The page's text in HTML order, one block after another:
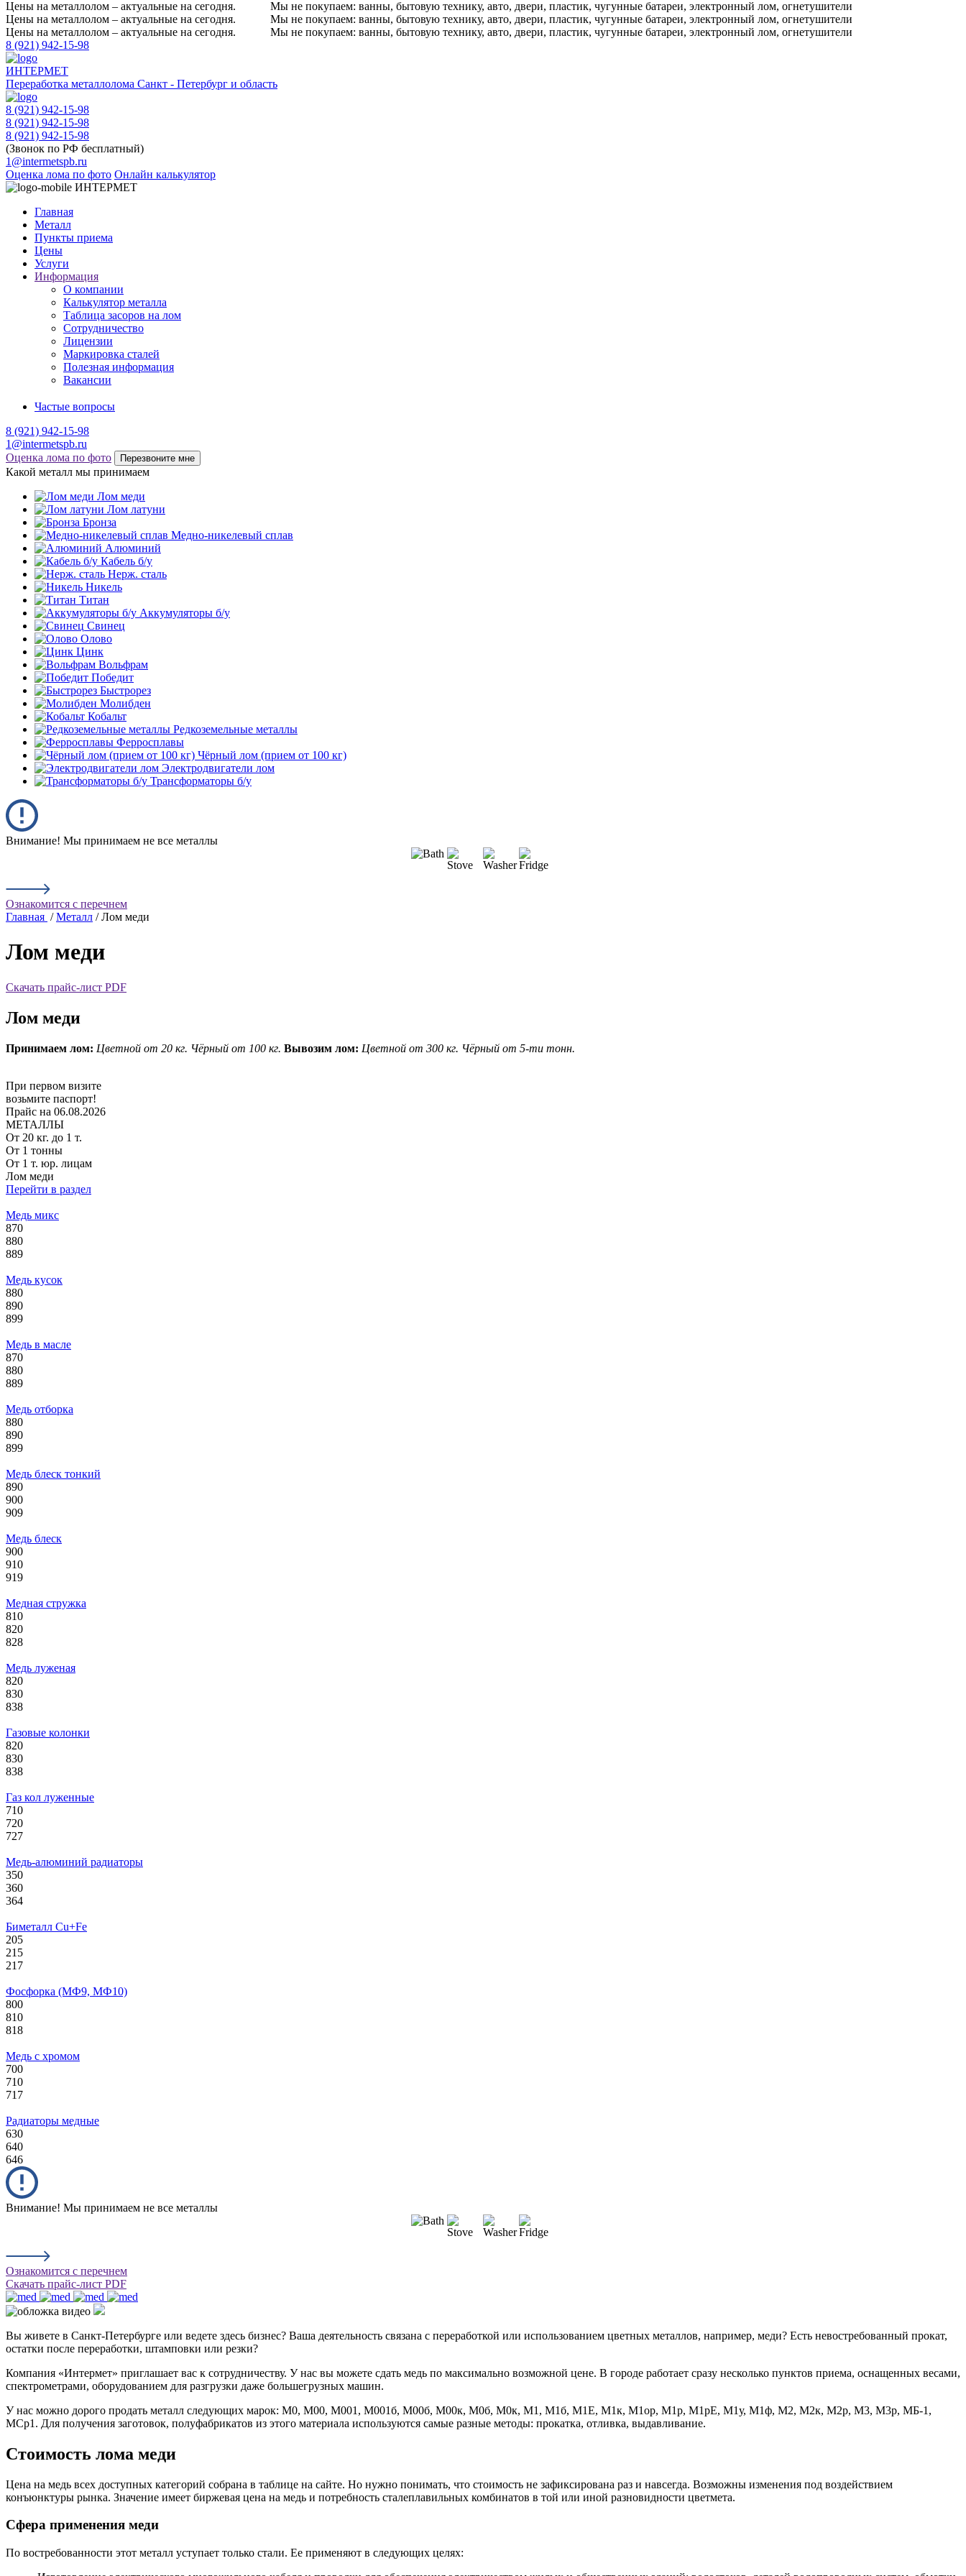
Цены на металлолом – актуальные на сегодня.
Мы не покупаем: ванны, бытовую технику, авто, двери, пластик, чугунные батареи, электронный лом, огнетушители
Цены на металлолом – актуальные на сегодня.
Мы не покупаем: ванны, бытовую технику, авто, двери, пластик, чугунные батареи, электронный лом, огнетушители
Цены на металлолом – актуальные на сегодня.
Мы не покупаем: ванны, бытовую технику, авто, двери, пластик, чугунные батареи, электронный лом, огнетушители
8 (921) 942-15-98
ИНТЕРМЕТ
Переработка металлолома Санкт - Петербург и область
8 (921) 942-15-98
8 (921) 942-15-98
8 (921) 942-15-98
(Звонок по РФ бесплатный)
1@intermetspb.ru
Оценка лома по фото Онлайн калькулятор
ИНТЕРМЕТ
Главная
Металл
Пункты приема
Цены
Услуги
Информация
О компании
Калькулятор металла
Таблица засоров на лом
Сотрудничество
Лицензии
Маркировка сталей
Полезная информация
Вакансии
Частые вопросы
8 (921) 942-15-98
1@intermetspb.ru
Оценка лома по фото
Перезвоните мне
Какой металл мы принимаем
Лом меди
Лом латуни
Бронза
Медно-никелевый сплав
Алюминий
Кабель б/у
Нерж. сталь
Никель
Титан
Аккумуляторы б/у
Свинец
Олово
Цинк
Вольфрам
Победит
Быстрорез
Молибден
Кобальт
Редкоземельные металлы
Ферросплавы
Чёрный лом (прием от 100 кг)
Электродвигатели лом
Трансформаторы б/у
Внимание! Мы принимаем не все металлы
Ознакомится с перечнем
Главная /Металл / Лом меди
Лом меди
Скачать прайс-лист PDF
Лом меди
Принимаем лом: Цветной от 20 кг. Чёрный от 100 кг. Вывозим лом: Цветной от 300 кг. Чёрный от 5-ти тонн.
При первом визите
возьмите паспорт!
Прайс на 06.08.2026
МЕТАЛЛЫ
От 20 кг. до 1 т.
От 1 тонны
От 1 т. юр. лицам
Лом меди
Перейти в раздел
Медь микс
870
880
889
Медь кусок
880
890
899
Медь в масле
870
880
889
Медь отборка
880
890
899
Медь блеск тонкий
890
900
909
Медь блеск
900
910
919
Медная стружка
810
820
828
Медь луженая
820
830
838
Газовые колонки
820
830
838
Газ кол луженные
710
720
727
Медь-алюминий радиаторы
350
360
364
Биметалл Cu+Fe
205
215
217
Фосфорка (МФ9, МФ10)
800
810
818
Медь с хромом
700
710
717
Радиаторы медные
630
640
646
Внимание! Мы принимаем не все металлы
Ознакомится с перечнем
Скачать прайс-лист PDF
Вы живете в Санкт-Петербурге или ведете здесь бизнес? Ваша деятельность связана с переработкой или использованием цветных металлов, например, меди? Есть невостребованный прокат,
остатки после переработки, штамповки или резки?
Компания «Интермет» приглашает вас к сотрудничеству. У нас вы можете сдать медь по максимально возможной цене. В городе работает сразу несколько пунктов приема, оснащенных весами,
спектрометрами, оборудованием для разгрузки даже большегрузных машин.
У нас можно дорого продать металл следующих марок: М0, М00, М001, М001б, М00б, М00к, М0б, М0к, М1, М1б, М1Е, М1к, М1ор, М1р, М1рЕ, М1у, М1ф, М2, М2к, М2р, М3, М3р, МБ-1,
МСр1. Для получения заготовок, полуфабрикатов из этого материала используются самые разные методы: прокатка, отливка, выдавливание.
Стоимость лома меди
Цена на медь всех доступных категорий собрана в таблице на сайте. Но нужно понимать, что стоимость не зафиксирована раз и навсегда. Возможны изменения под воздействием
конъюнктуры рынка. Значение имеет биржевая цена на медь и потребность сталеплавильных комбинатов в той или иной разновидности цветмета.
Сфера применения меди
По востребованности этот металл уступает только стали. Ее применяют в следующих целях: